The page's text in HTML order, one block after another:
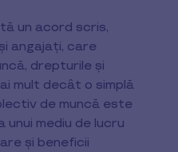
un acord scris,
angajați, care
drepturile și
mult decât o simplă
de muncă este
mediu de lucru
și beneficii